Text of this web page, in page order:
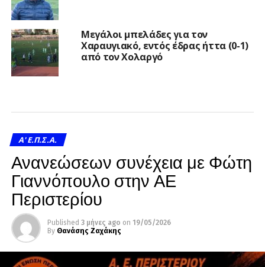
Μεγάλοι μπελάδες για τον
Χαραυγιακό, εντός έδρας ήττα (0-1)
από τον Χολαργό
A' Ε.Π.Σ.Α.
Ανανεώσεων συνέχεια με Φώτη
Γιαννόπουλο στην ΑΕ
Περιστερίου
Published 3 μήνες ago on 19/05/2026
By Θανάσης Ζαχάκης